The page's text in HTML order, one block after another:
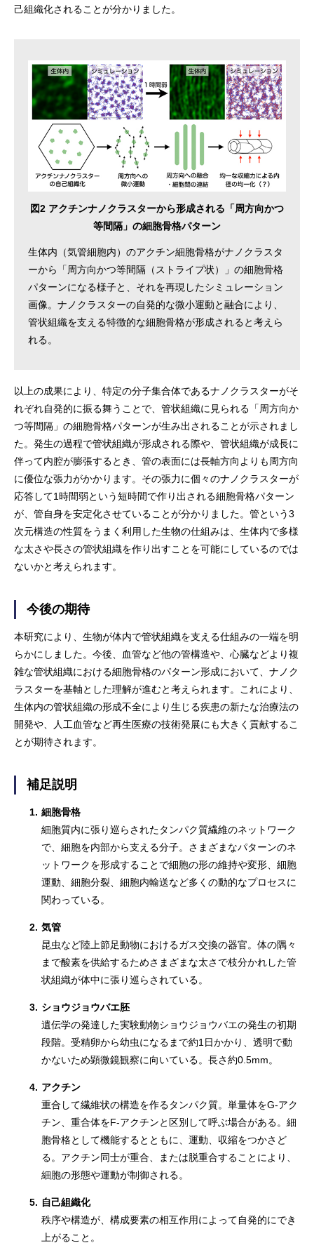
己組織化されることが分かりました。
図2 アクチンナノクラスターから形成される「周方向かつ
等間隔」の細胞骨格パターン
生体内（気管細胞内）のアクチン細胞骨格がナノクラスタ
ーから「周方向かつ等間隔（ストライプ状）」の細胞骨格
パターンになる様子と、それを再現したシミュレーション
画像。ナノクラスターの自発的な微小運動と融合により、
管状組織を支える特徴的な細胞骨格が形成されると考えら
れる。
以上の成果により、特定の分子集合体であるナノクラスターがそ
れぞれ自発的に振る舞うことで、管状組織に見られる「周方向か
つ等間隔」の細胞骨格パターンが生み出されることが示されまし
た。発生の過程で管状組織が形成される際や、管状組織が成長に
伴って内腔が膨張するとき、管の表面には長軸方向よりも周方向
に優位な張力がかかります。その張力に個々のナノクラスターが
応答して1時間弱という短時間で作り出される細胞骨格パターン
が、管自身を安定化させていることが分かりました。管という3
次元構造の性質をうまく利用した生物の仕組みは、生体内で多様
な太さや長さの管状組織を作り出すことを可能にしているのでは
ないかと考えられます。
今後の期待
本研究により、生物が体内で管状組織を支える仕組みの一端を明
らかにしました。今後、血管など他の管構造や、心臓などより複
雑な管状組織における細胞骨格のパターン形成において、ナノク
ラスターを基軸とした理解が進むと考えられます。これにより、
生体内の管状組織の形成不全により生じる疾患の新たな治療法の
開発や、人工血管など再生医療の技術発展にも大きく貢献するこ
とが期待されます。
補足説明
1. 細胞骨格
細胞質内に張り巡らされたタンパク質繊維のネットワーク
で、細胞を内部から支える分子。さまざまなパターンのネ
ットワークを形成することで細胞の形の維持や変形、細胞
運動、細胞分裂、細胞内輸送など多くの動的なプロセスに
関わっている。
2. 気管
昆虫など陸上節足動物におけるガス交換の器官。体の隅々
まで酸素を供給するためさまざまな太さで枝分かれした管
状組織が体中に張り巡らされている。
3. ショウジョウバエ胚
遺伝学の発達した実験動物ショウジョウバエの発生の初期
段階。受精卵から幼虫になるまで約1日かかり、透明で動
かないため顕微鏡観察に向いている。長さ約0.5mm。
4. アクチン
重合して繊維状の構造を作るタンパク質。単量体をG-アク
チン、重合体をF-アクチンと区別して呼ぶ場合がある。細
胞骨格として機能するとともに、運動、収縮をつかさど
る。アクチン同士が重合、または脱重合することにより、
細胞の形態や運動が制御される。
5. 自己組織化
秩序や構造が、構成要素の相互作用によって自発的にでき
上がること。